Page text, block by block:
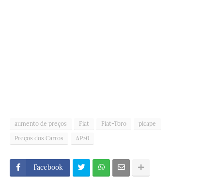
aumento de preços Fiat Fiat-Toro
picape
Preços dos Carros
ΔP>0
Facebook